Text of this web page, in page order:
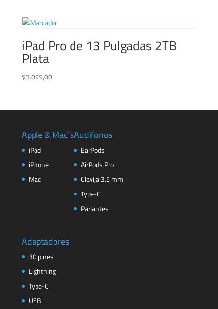
iPad Pro de 13 Pulgadas 2TB
Plata
$3.099,00
Apple & Mac´s
iPad
iPhone
Mac
Audífonos
EarPods
AirPods Pro
Clavija 3.5 mm
Type-C
Parlantes
Adaptadores
30 pines
Lightning
Type-C
USB